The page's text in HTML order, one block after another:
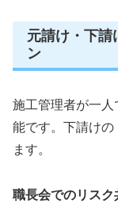
元請け・下請
ン
施工管理者が一
能です。下請けの
ます。
職長会でのリスク